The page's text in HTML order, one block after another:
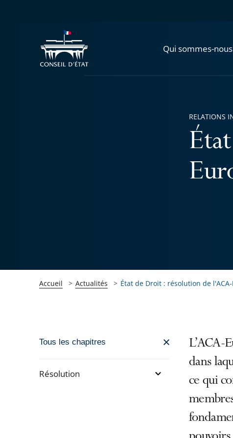
Qui sommes-nous
RELATIONS
Accueil Actualités État de Droit : résolution de
Passer
navigation
Tous les chapitres
Résolution
L’ACA-
dans
ce qui